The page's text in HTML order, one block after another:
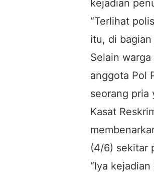
kejadian
“Terlihat
itu, di bagian
Selain
anggota Pol
seorang pria
Kasat
(4/6) sekitar
“Iya